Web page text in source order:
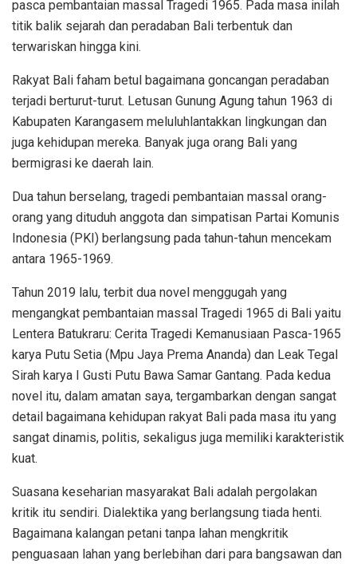
pasca pembantaian massal Tragedi 1965. Pada masa inilah
titik balik sejarah dan peradaban Bali terbentuk dan
terwariskan hingga kini.
Rakyat Bali faham betul bagaimana goncangan peradaban
terjadi berturut-turut. Letusan Gunung Agung tahun 1963 di
Kabupaten Karangasem meluluhlantakkan lingkungan dan
juga kehidupan mereka. Banyak juga orang Bali yang
bermigrasi ke daerah lain.
Dua tahun berselang, tragedi pembantaian massal orang-
orang yang dituduh anggota dan simpatisan Partai Komunis
Indonesia (PKI) berlangsung pada tahun-tahun mencekam
antara 1965-1969.
Tahun 2019 lalu, terbit dua novel menggugah yang
mengangkat pembantaian massal Tragedi 1965 di Bali yaitu
Lentera Batukraru: Cerita Tragedi Kemanusiaan Pasca-1965
karya Putu Setia (Mpu Jaya Prema Ananda) dan Leak Tegal
Sirah karya I Gusti Putu Bawa Samar Gantang. Pada kedua
novel itu, dalam amatan saya, tergambarkan dengan sangat
detail bagaimana kehidupan rakyat Bali pada masa itu yang
sangat dinamis, politis, sekaligus juga memiliki karakteristik
kuat.
Suasana keseharian masyarakat Bali adalah pergolakan
kritik itu sendiri. Dialektika yang berlangsung tiada henti.
Bagaimana kalangan petani tanpa lahan mengkritik
penguasaan lahan yang berlebihan dari para bangsawan dan